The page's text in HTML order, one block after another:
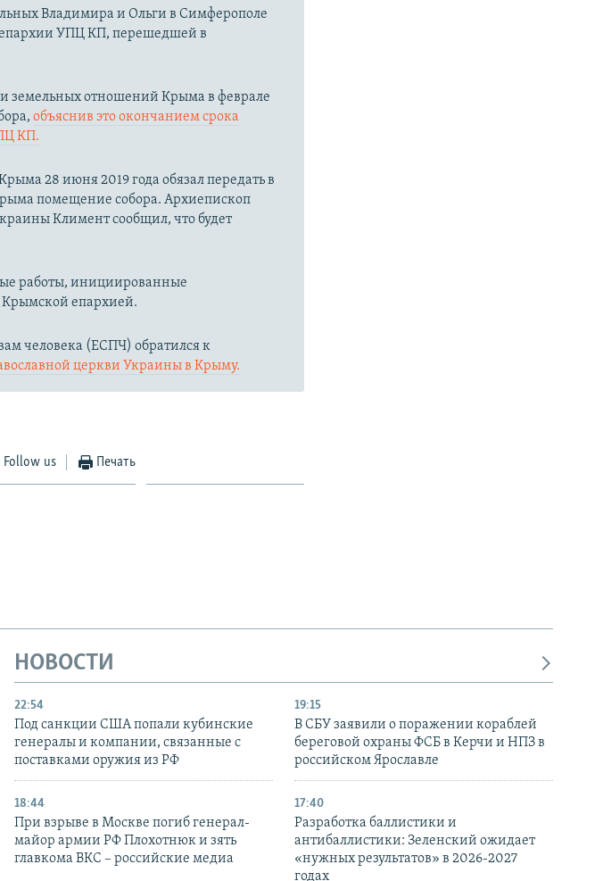
Владимира и Ольги в Симферополе
УПЦ КП, перешедшей в
земельных отношений Крыма в феврале
объяснив это окончанием срока
КП.
28 июня 2019 года обязал передать в
помещение собора. Архиепископ
Климент сообщил, что будет
работы, инициированные
епархией.
человека (ЕСПЧ) обратился к
церкви Украины в Крыму.
Follow us Печать
НОВОСТИ
22:54
Под санкции США попали кубинские
генералы и компании, связанные с
поставками оружия из РФ
19:15
В СБУ заявили о поражении кораблей
береговой охраны ФСБ в Керчи и НПЗ в
российском Ярославле
18:44
При взрыве в Москве погиб генерал-
майор армии РФ Плохотнюк и зять
главкома ВКС – российские медиа
17:40
Разработка баллистики и
антибаллистики: Зеленский ожидает
«нужных результатов» в 2026-2027
годах